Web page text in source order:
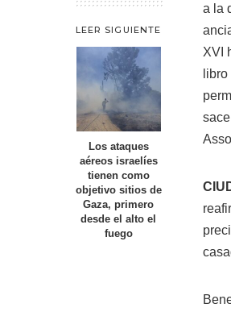
LEER SIGUIENTE
Los ataques
aéreos israelíes
tienen como
objetivo sitios de
Gaza, primero
desde el alto el
fuego
a la
XVI